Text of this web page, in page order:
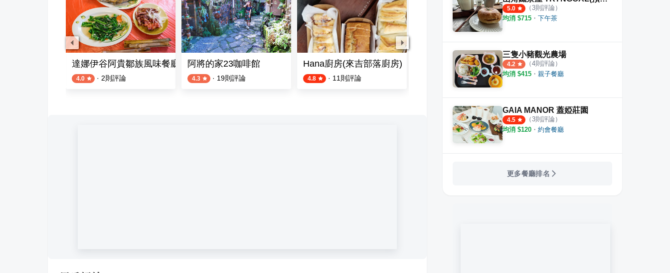
達娜伊谷阿貴鄒族風味餐廳
4.0 · 2則評論
阿將的家23咖啡館
4.3 · 19則評論
Hana廚房(來吉部落廚房)
4.8 · 11 則評論 則評論
雲境山城(民宿餐廳)
4.5 ·
5.0 （3則評論）
均消 $715 ・ 下午茶
三隻小豬觀光農場
4.2 （4則評論）
均消 $415 ・ 親子餐廳
GAIA MANOR 蓋婭莊園
4.5 （3則評論）
均消 $120 ・ 約會餐廳
更多餐廳排名